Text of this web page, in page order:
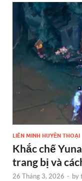
LIÊN MINH HUYỀN THOẠI
Khắc chế
trang bị và
26 Tháng 3, 2026 - by